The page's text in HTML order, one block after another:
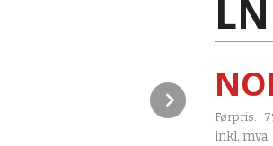
Next
Førpris:
Rabatt
inkl. mva.